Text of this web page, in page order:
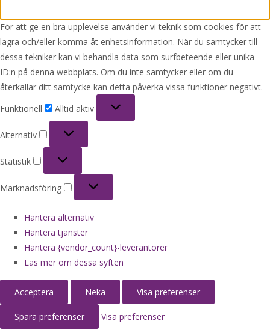
För att ge en bra upplevelse använder vi teknik som cookies för att
lagra och/eller komma åt enhetsinformation. När du samtycker till
dessa tekniker kan vi behandla data som surfbeteende eller unika
ID:n på denna webbplats. Om du inte samtycker eller om du
återkallar ditt samtycke kan detta påverka vissa funktioner negativt.
Funktionell
Alltid aktiv
Alternativ
Statistik
Marknadsföring
Hantera alternativ
Hantera tjänster
Hantera {vendor_count}-leverantörer
Läs mer om dessa syften
Acceptera Neka Visa preferenser
Spara preferenser Visa preferenser